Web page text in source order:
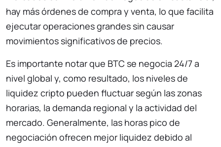
hay más órdenes de compra y venta, lo que facilita
ejecutar operaciones grandes sin causar
movimientos significativos de precios.
Es importante notar que BTC se negocia 24/7 a
nivel global y, como resultado, los niveles de
liquidez cripto pueden fluctuar según las zonas
horarias, la demanda regional y la actividad del
mercado. Generalmente, las horas pico de
negociación ofrecen mejor liquidez debido al